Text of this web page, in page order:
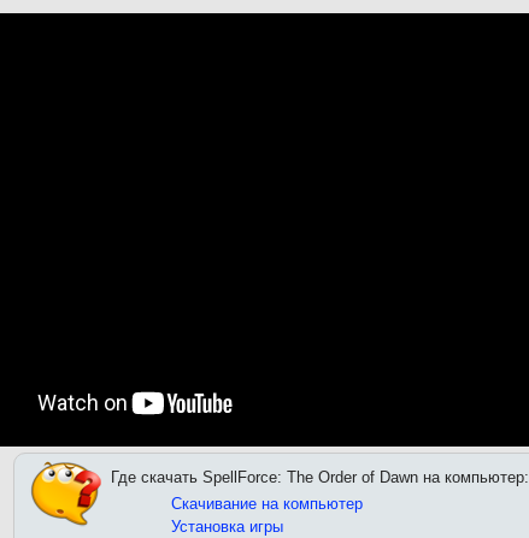
Где скачать SpellForce: The Order of Dawn на компьютер:
Скачивание на компьютер
Установка игры